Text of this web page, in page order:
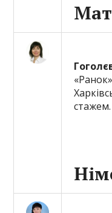
стажем.